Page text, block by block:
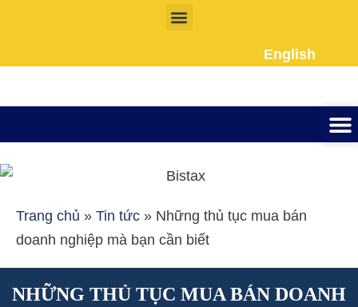
English
Trang chủ » Tin tức » Những thủ tục mua bán
doanh nghiệp mà bạn cần biết
NHỮNG THỦ TỤC MUA BÁN DOANH